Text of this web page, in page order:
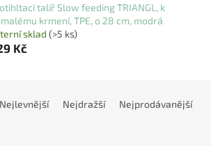
talíř Slow feeding TRIANGL, k
krmení, TPE, o 28 cm, modrá
sklad (>5 ks)
Kč
Nejlevnější Nejdražší Nejprodávanější